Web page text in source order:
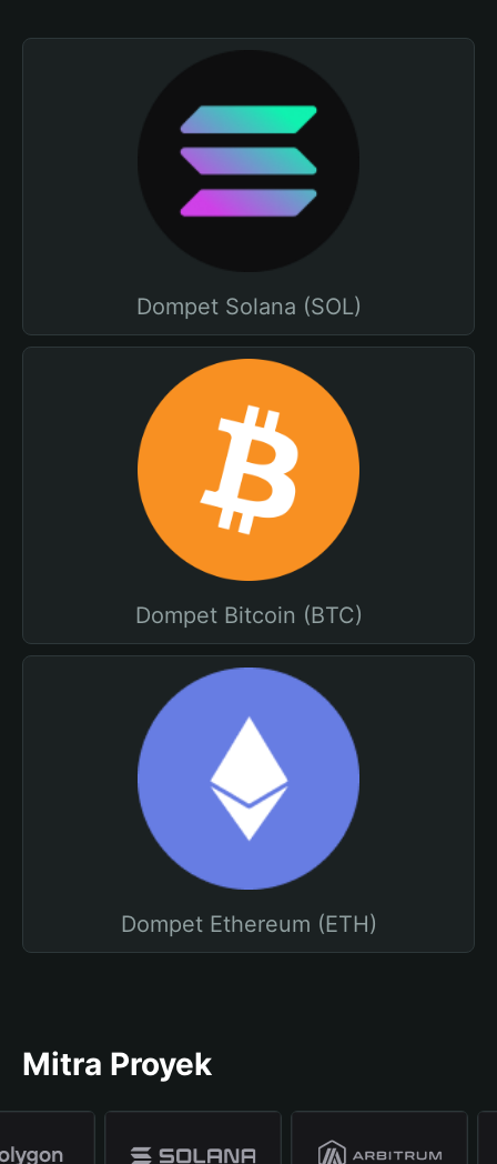
Dompet Solana (SOL)
Dompet Bitcoin (BTC)
Dompet Ethereum (ETH)
Mitra Proyek